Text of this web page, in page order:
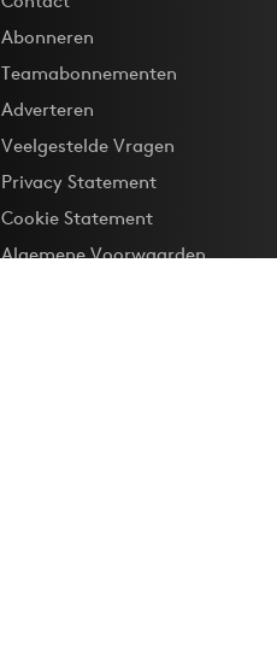
Abonneren
Teamabonnementen
Adverteren
Veelgestelde Vragen
Privacy Statement
Cookie Statement
Algemene Voorwaarden